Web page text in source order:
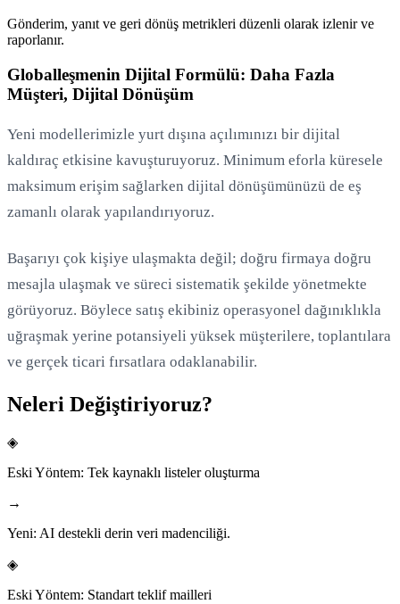
Gönderim, yanıt ve geri dönüş metrikleri düzenli olarak izlenir ve
raporlanır.
Globalleşmenin Dijital Formülü: Daha Fazla
Müşteri, Dijital Dönüşüm
Yeni modellerimizle yurt dışına açılımınızı bir dijital
kaldıraç etkisine kavuşturuyoruz. Minimum eforla küresele
maksimum erişim sağlarken dijital dönüşümünüzü de eş
zamanlı olarak yapılandırıyoruz.
Başarıyı çok kişiye ulaşmakta değil; doğru firmaya doğru
mesajla ulaşmak ve süreci sistematik şekilde yönetmekte
görüyoruz. Böylece satış ekibiniz operasyonel dağınıklıkla
uğraşmak yerine potansiyeli yüksek müşterilere, toplantılara
ve gerçek ticari fırsatlara odaklanabilir.
Neleri Değiştiriyoruz?
◈
Eski Yöntem: Tek kaynaklı listeler oluşturma
→
Yeni: AI destekli derin veri madenciliği.
◈
Eski Yöntem: Standart teklif mailleri